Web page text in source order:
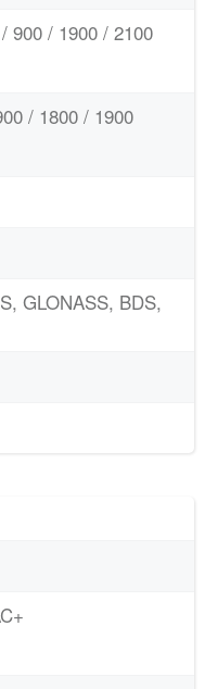
900 / 1900 / 2100
/ 1800 / 1900
GLONASS, BDS,